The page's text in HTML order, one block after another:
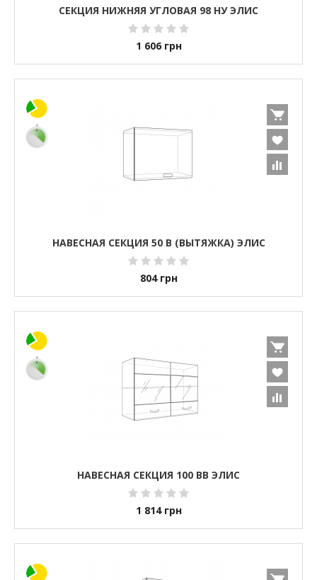
СЕКЦИЯ НИЖНЯЯ УГЛОВАЯ 98 НУ ЭЛИС
1 606 грн
НАВЕСНАЯ СЕКЦИЯ 50 В (ВЫТЯЖКА) ЭЛИС
804 грн
НАВЕСНАЯ СЕКЦИЯ 100 ВВ ЭЛИС
1 814 грн